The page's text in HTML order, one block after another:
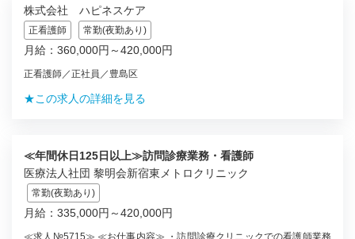
株式会社 ハピネスケア
正看護師 常勤(夜勤あり)
月給：360,000円～420,000円
正看護師／正社員／豊島区
★この求人の詳細を見る
≪年間休日125日以上≫訪問診療業務・看護師
医療法人社団 黎明会新宿東メトロクリニック
常勤(夜勤あり)
月給：335,000円～420,000円
≪求人№5715≫ ≪お仕事内容≫ ・訪問診療クリニックでの看護師業務